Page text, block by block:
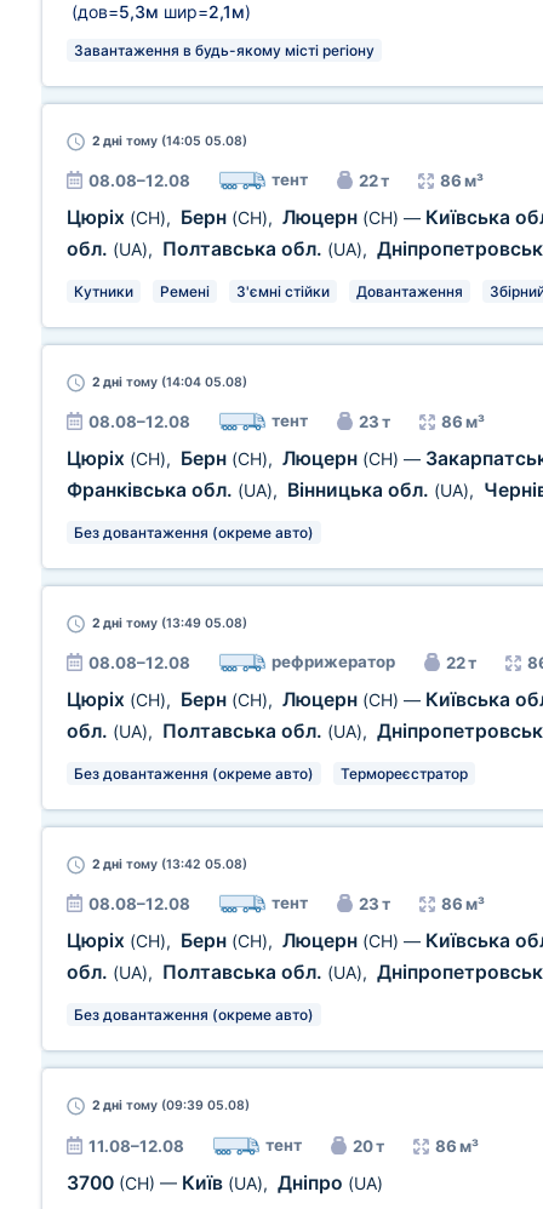
(дов=5,3м шир=2,1м)
Завантаження в будь-якому місті регіону
2 дні тому (14:05 05.08)
08.08–12.08 тент 22 т 86 м³
Цюріх (CH), Берн (CH), Люцерн (CH) — Київська
обл. (UA), Полтавська обл. (UA),
Кутники Ремені З'ємні стійки Довантаження
2 дні тому (14:04 05.08)
08.08–12.08 тент 23 т 86 м³
Цюріх (CH), Берн (CH), Люцерн (CH) —
Франківська обл. (UA), Вінницька обл. (UA),
Без довантаження (окреме авто)
2 дні тому (13:49 05.08)
08.08–12.08 рефрижератор 22 т
Цюріх (CH), Берн (CH), Люцерн (CH) — Київська
обл. (UA), Полтавська обл. (UA),
Без довантаження (окреме авто) Термореєстратор
2 дні тому (13:42 05.08)
08.08–12.08 тент 23 т 86 м³
Цюріх (CH), Берн (CH), Люцерн (CH) — Київська
обл. (UA), Полтавська обл. (UA),
Без довантаження (окреме авто)
2 дні тому (09:39 05.08)
11.08–12.08 тент 20 т 86 м³
3700 (CH) — Київ (UA), Дніпро (UA)